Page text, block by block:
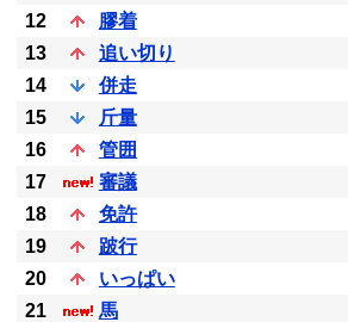
12
膠着
13
追い切り
14
併走
15
斤量
16
管囲
17
審議
18
免許
19
跛行
20
いっぱい
21
馬